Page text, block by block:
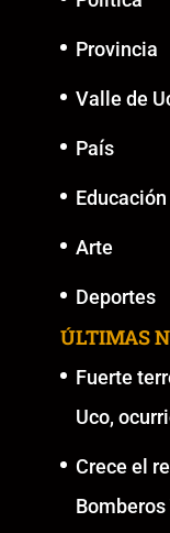
Provincia
Valle de
País
Educación
Arte
Deportes
ÚLTIMAS
Fuerte
Uco,
Crece el